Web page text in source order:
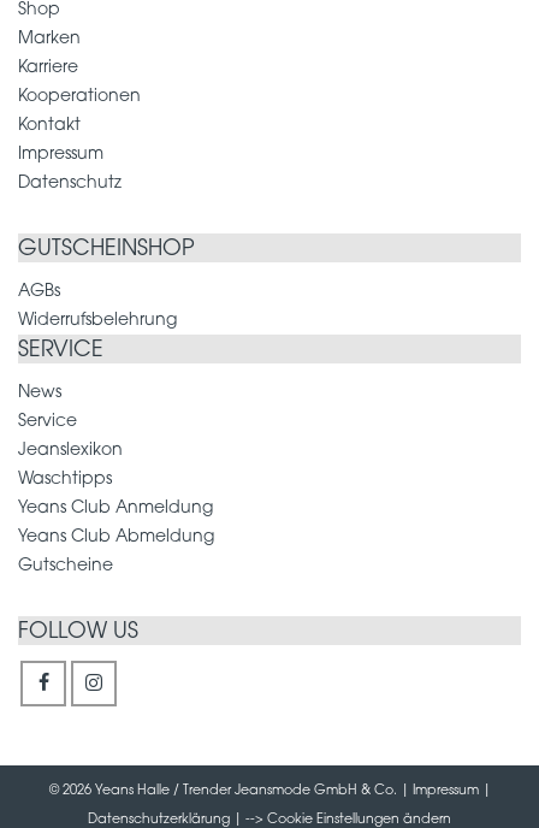
Shop
Marken
Karriere
Kooperationen
Kontakt
Impressum
Datenschutz
GUTSCHEINSHOP
AGBs
Widerrufsbelehrung
SERVICE
News
Service
Jeanslexikon
Waschtipps
Yeans Club Anmeldung
Yeans Club Abmeldung
Gutscheine
FOLLOW US
© 2026 Yeans Halle / Trender Jeansmode GmbH & Co. | Impressum|
Datenschutzerklärung | --> Cookie Einstellungen ändern